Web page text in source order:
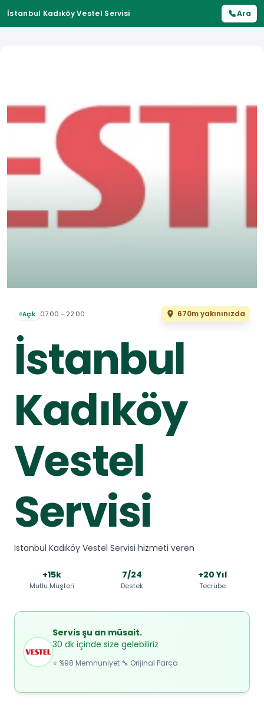
İstanbul Kadıköy Vestel Servisi Ara
Açık 07:00 - 22:00 670m yakınınızda
İstanbul
Kadıköy
Vestel
Servisi
İstanbul Kadıköy Vestel Servisi hizmeti veren
+15k
Mutlu Müşteri
7/24
Destek
+20 Yıl
Tecrübe
Servis şu an müsait.
30 dk içinde size gelebiliriz
⭐ %98 Memnuniyet 🔧 Orijinal Parça